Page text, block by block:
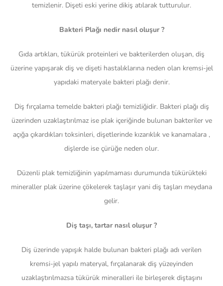
temizlenir. Dişeti eski yerine dikiş atılarak tutturulur.
Bakteri Plağı nedir nasıl oluşur ?
Gıda artıkları, tükürük proteinleri ve bakterilerden oluşan, diş
üzerine yapışarak diş ve dişeti hastalıklarına neden olan kremsi-jel
yapıdaki materyale bakteri plağı denir.
Diş fırçalama temelde bakteri plağı temizliğidir. Bakteri plağı diş
üzerinden uzaklaştırılmaz ise plak içeriğinde bulunan bakteriler ve
açığa çıkardıkları toksinleri, dişetlerinde kızarıklık ve kanamalara ,
dişlerde ise çürüğe neden olur.
Düzenli plak temizliğinin yapılmaması durumunda tükürükteki
mineraller plak üzerine çökelerek taşlaşır yani diş taşları meydana
gelir.
Diş taşı, tartar nasıl oluşur ?
Diş üzerinde yapışık halde bulunan bakteri plağı adı verilen
kremsi-jel yapılı materyal, fırçalanarak diş yüzeyinden
uzaklaştırılmazsa tükürük mineralleri ile birleşerek diştaşını